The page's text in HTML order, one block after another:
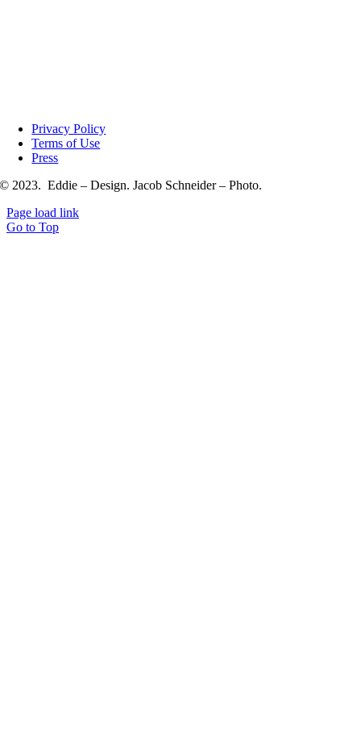
Privacy Policy
Terms of Use
Press
© 2023. Eddie – Design. Jacob Schneider – Photo.
Page load link
Go to Top